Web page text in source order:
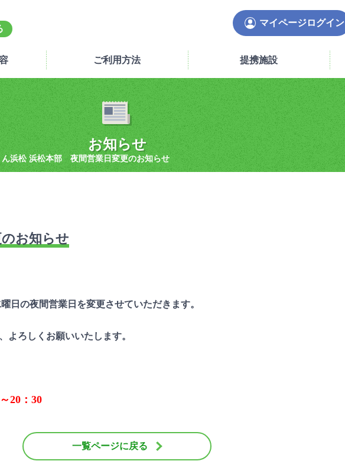
ご利用方法 提携施設
マイページログイン
お知らせ
ん浜松 浜松本部 夜間営業日変更のお知らせ
お知らせ
日の夜間営業日を変更させていただきます。
よろしくお願いいたします。
20：30
一覧ページに戻る